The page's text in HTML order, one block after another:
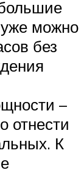
можно
без
–
отнести
К